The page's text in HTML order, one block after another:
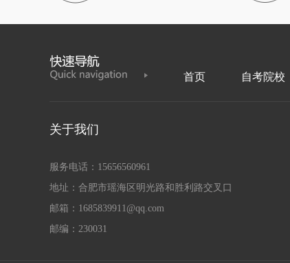
首页 自考院校
关于我们
服务电话：15656560961
地址：合肥市瑶海区明光路和胜利路交叉口
邮箱：1685839911@qq.com
邮编：230031